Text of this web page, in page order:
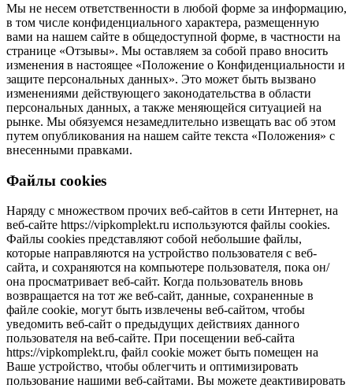
Мы не несем ответственности в любой форме за информацию,
в том числе конфиденциального характера, размещенную
вами на нашем сайте в общедоступной форме, в частности на
странице «Отзывы». Мы оставляем за собой право вносить
изменения в настоящее «Положение о Конфиденциальности и
защите персональных данных». Это может быть вызвано
изменениями действующего законодательства в области
персональных данных, а также меняющейся ситуацией на
рынке. Мы обязуемся незамедлительно извещать вас об этом
путем опубликования на нашем сайте текста «Положения» с
внесенными правками.
Файлы cookies
Наряду с множеством прочих веб-сайтов в сети Интернет, на
веб-сайте https://vipkomplekt.ru используются файлы cookies.
Файлы cookies представляют собой небольшие файлы,
которые направляются на устройство пользователя с веб-
сайта, и сохраняются на компьютере пользователя, пока он/
она просматривает веб-сайт. Когда пользователь вновь
возвращается на тот же веб-сайт, данные, сохраненные в
файле cookie, могут быть извлечены веб-сайтом, чтобы
уведомить веб-сайт о предыдущих действиях данного
пользователя на веб-сайте. При посещении веб-сайта
https://vipkomplekt.ru, файл cookie может быть помещен на
Ваше устройство, чтобы облегчить и оптимизировать
пользование нашими веб-сайтами. Вы можете деактивировать